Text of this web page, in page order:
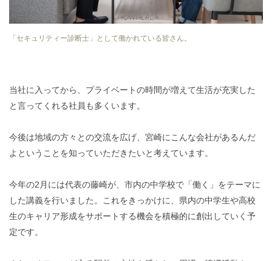
「セキュリティー診断士」として働かれている皆さん。
当社に入ってから、プライベートの時間が増えて生活が充実した
と言ってくれる社員も多くいます。
今後は地域の方々との交流を広げ、宮崎にこんな会社があるんだ
よということを知っていただきたいと考えています。
今年の2月には代表の藤崎が、市内の中学校で「働く」をテーマに
した講義を行いました。これをきっかけに、県内の中学生や高校
生のキャリア形成をサポートする機会を積極的に創出していく予
定です。